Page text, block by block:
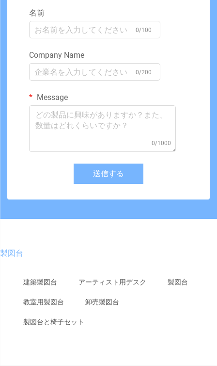
名前
0/100
Company Name
0/200
Message
0/1000
送信する
製図台
建築製図台 アーティスト用デスク 製図台
教室用製図台 卸売製図台
製図台と椅子セット